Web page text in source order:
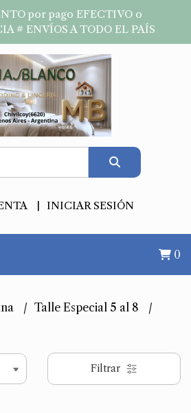
por pago EFECTIVO o
# ENVÍOS A TODO EL PAÍS
INICIAR SESIÓN
0
Talle Especial 5 al 8
Filtrar